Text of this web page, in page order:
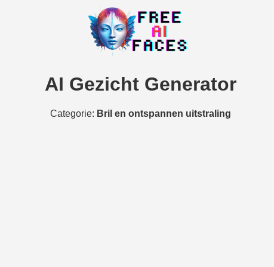
AI Gezicht Generator
Categorie: Bril en ontspannen uitstraling